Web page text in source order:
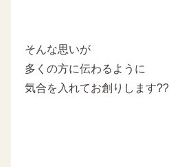
そんな思いが
多くの方に伝わるように
気合を入れてお創りします??